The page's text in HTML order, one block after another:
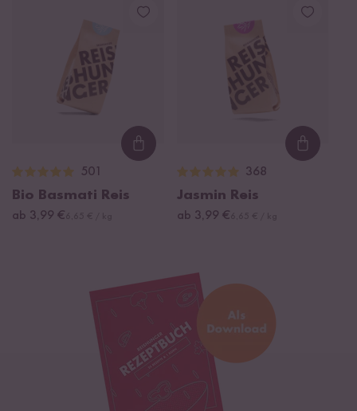
Loading...
501
Bio Basmati Reis
ab 3,99 €
368
Jasmin Reis
ab 3,99 €